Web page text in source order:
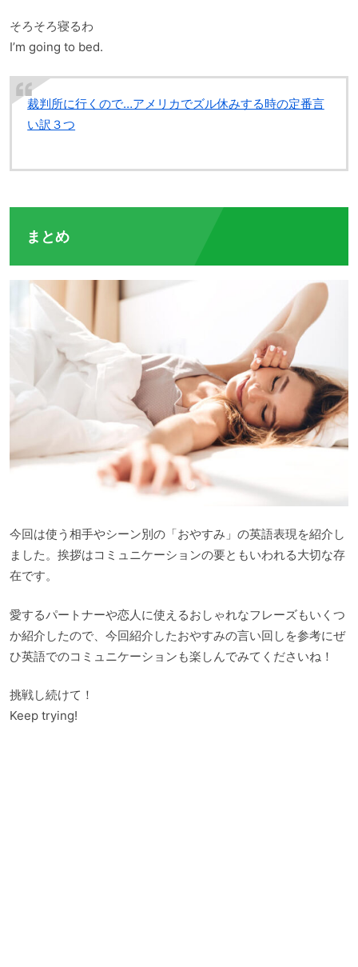
そろそろ寝るわ
I’m going to bed.
裁判所に行くので…アメリカでズル休みする時の定番言
い訳３つ
まとめ
今回は使う相手やシーン別の「おやすみ」の英語表現を紹介し
ました。挨拶はコミュニケーションの要ともいわれる大切な存
在です。
愛するパートナーや恋人に使えるおしゃれなフレーズもいくつ
か紹介したので、今回紹介したおやすみの言い回しを参考にぜ
ひ英語でのコミュニケーションも楽しんでみてくださいね！
挑戦し続けて！
Keep trying!